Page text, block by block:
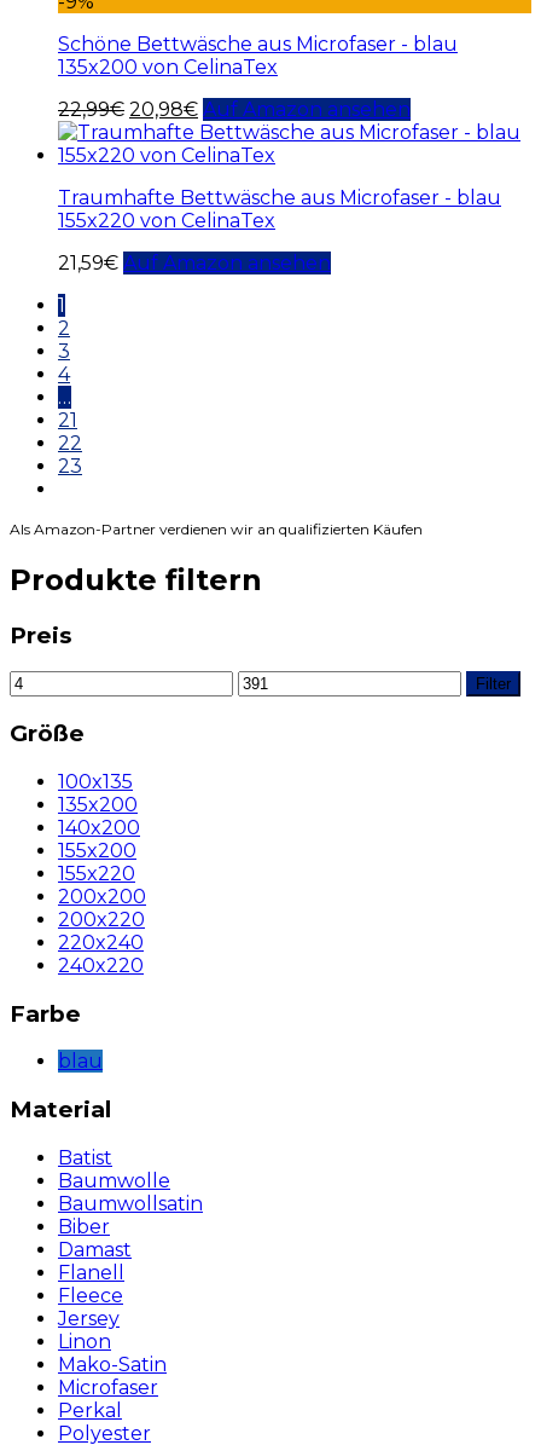
Schöne Bettwäsche aus Microfaser - blau
135x200 von CelinaTex
22,99€ 20,98€ Auf Amazon ansehen
Traumhafte Bettwäsche aus Microfaser - blau
155x220 von CelinaTex
21,59€ Auf Amazon ansehen
1
2
3
4
…
21
22
23
Als Amazon-Partner verdienen wir an qualifizierten Käufen
Produkte filtern
Preis
Filter
Größe
100x135
135x200
140x200
155x200
155x220
200x200
200x220
220x240
240x220
Farbe
blau
Material
Batist
Baumwolle
Baumwollsatin
Biber
Damast
Flanell
Fleece
Jersey
Linon
Mako-Satin
Microfaser
Perkal
Polyester